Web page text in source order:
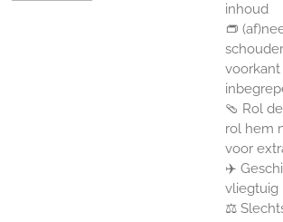
inhoud
👝
voorkant
🩴 Rol
rol hem
voor
✈️
vliegtuig
⚖️